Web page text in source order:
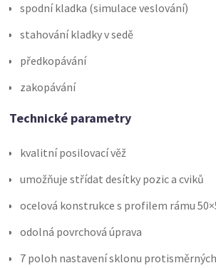
spodní kladka (simulace veslování)
stahování kladky v sedě
předkopávání
zakopávání
Technické parametry
kvalitní posilovací věž
umožňuje střídat desítky pozic a cviků
ocelová konstrukce s profilem rámu
odolná povrchová úprava
7 poloh nastavení sklonu